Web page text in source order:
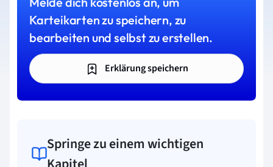
Karteikarten zu speichern, zu
bearbeiten und selbst zu erstellen.
Erklärung speichern
Springe zu einem wichtigen